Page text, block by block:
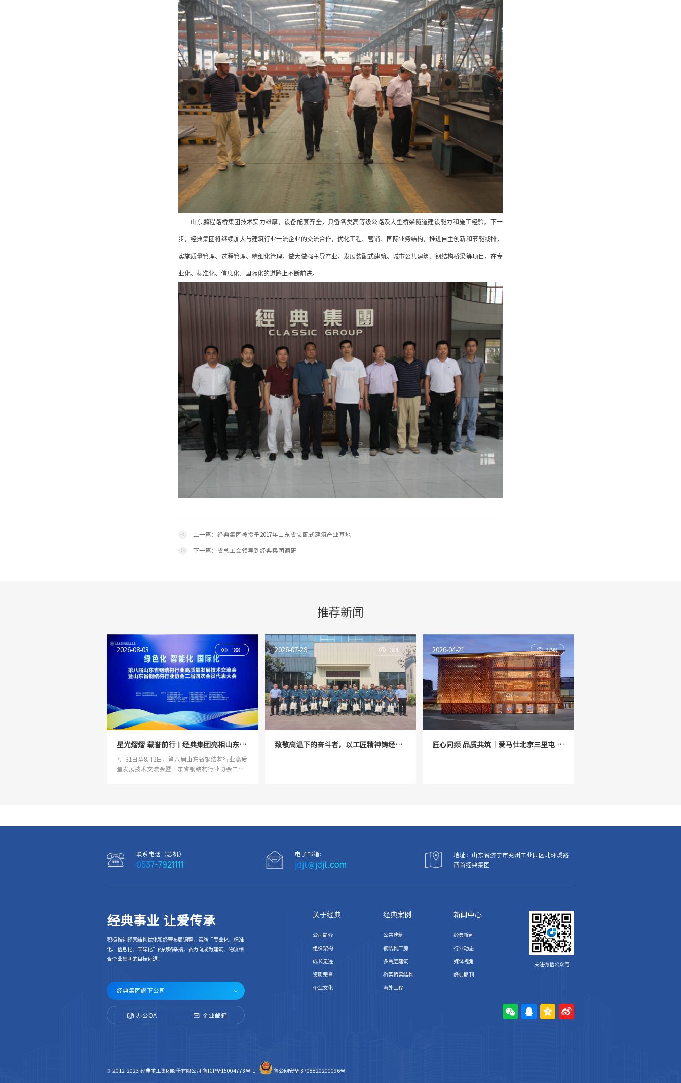
山东鹏程路桥集团技术实力雄厚，设备配套齐全，具备各类高等级公路及大型桥梁隧道建设能力和施工经验。下一
步，经典集团将继续加大与建筑行业一流企业的交流合作，优化工程、营销、国际业务结构，推进自主创新和节能减排，
实施质量管理、过程管理、精细化管理，做大做强主导产业，发展装配式建筑、城市公共建筑、钢结构桥梁等项目，在专
业化、标准化、信息化、国际化的道路上不断前进。
< 上一篇：经典集团被授予2017年山东省装配式建筑产业基地
> 下一篇：省总工会领导到经典集团调研
推荐新闻
2026-08-03 188
星光熠熠 载誉前行丨经典集团亮相山东省
7月31日至8月2日，第八届山东省钢结构行业高质
量发展技术交流会暨山东省钢结构行业协会二届
2026-07-29 184
致敬高温下的奋斗者，以工匠精神铸经典
2026-04-21 2798
匠心同频 品质共筑｜爱马仕北京三里屯 专
联系电话（总机）
0537-7921111
电子邮箱：
jdjt@jdjt.com
地址：山东省济宁市兖州工业园区北环城路
西首经典集团
经典事业 让爱传承
积极推进经营结构优化和经营布局调整，实施“专业化、标准
化、信息化、国际化”的战略举措，奋力向成为建筑、物流综
合企业集团的目标迈进！
经典集团旗下公司
办公OA 企业邮箱
关于经典
公司简介
组织架构
成长足迹
资质荣誉
企业文化
经典案例
公共建筑
钢结构厂房
多高层建筑
桁架桥梁结构
海外工程
新闻中心
经典新闻
行业动态
媒体视角
经典期刊
关注微信公众号
© 2012-2023 经典重工集团股份有限公司 鲁ICP备15004773号-1 鲁公网安备 3708820200096号